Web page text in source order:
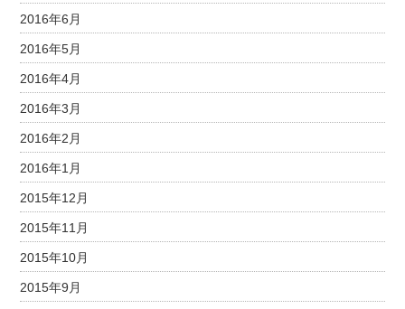
2016年6月
2016年5月
2016年4月
2016年3月
2016年2月
2016年1月
2015年12月
2015年11月
2015年10月
2015年9月